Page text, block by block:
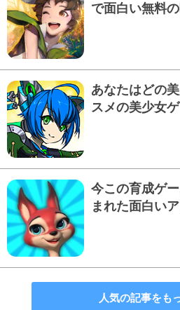
で面白い無料
あなたはどの
スメの美少女
今この育成ゲ
まれた面白い
人気の記事をも